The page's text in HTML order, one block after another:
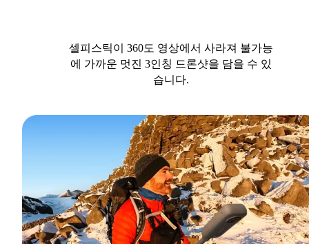
셀피스틱이 360도 영상에서 사라져 불가능
에 가까운 멋진 3인칭 드론샷을 담을 수 있
습니다.